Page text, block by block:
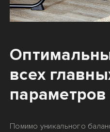
всех
параметров
Помимо уникального